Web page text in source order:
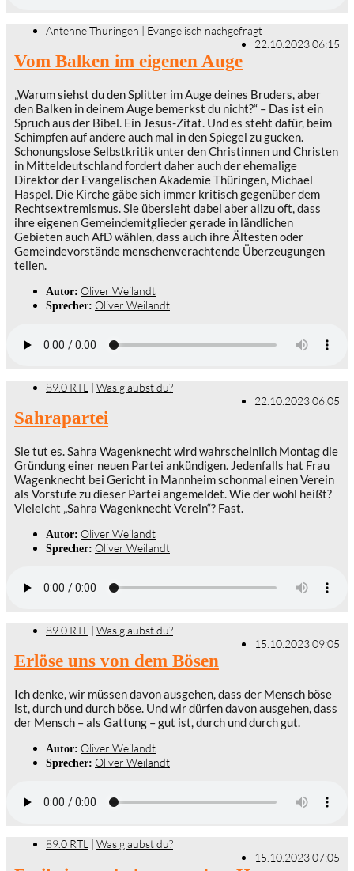
Antenne Thüringen | Evangelisch nachgefragt
22.10.2023 06:15
Vom Balken im eigenen Auge
„Warum siehst du den Splitter im Auge deines Bruders, aber
den Balken in deinem Auge bemerkst du nicht?“ – Das ist ein
Spruch aus der Bibel. Ein Jesus-Zitat. Und es steht dafür, beim
Schimpfen auf andere auch mal in den Spiegel zu gucken.
Schonungslose Selbstkritik unter den Christinnen und Christen
in Mitteldeutschland fordert daher auch der ehemalige
Direktor der Evangelischen Akademie Thüringen, Michael
Haspel. Die Kirche gäbe sich immer kritisch gegenüber dem
Rechtsextremismus. Sie übersieht dabei aber allzu oft, dass
ihre eigenen Gemeindemitglieder gerade in ländlichen
Gebieten auch AfD wählen, dass auch ihre Ältesten oder
Gemeindevorstände menschenverachtende Überzeugungen
teilen.
Autor: Oliver Weilandt
Sprecher: Oliver Weilandt
89.0 RTL | Was glaubst du?
22.10.2023 06:05
Sahrapartei
Sie tut es. Sahra Wagenknecht wird wahrscheinlich Montag die
Gründung einer neuen Partei ankündigen. Jedenfalls hat Frau
Wagenknecht bei Gericht in Mannheim schonmal einen Verein
als Vorstufe zu dieser Partei angemeldet. Wie der wohl heißt?
Vieleicht „Sahra Wagenknecht Verein“? Fast.
Autor: Oliver Weilandt
Sprecher: Oliver Weilandt
89.0 RTL | Was glaubst du?
15.10.2023 09:05
Erlöse uns von dem Bösen
Ich denke, wir müssen davon ausgehen, dass der Mensch böse
ist, durch und durch böse. Und wir dürfen davon ausgehen, dass
der Mensch – als Gattung – gut ist, durch und durch gut.
Autor: Oliver Weilandt
Sprecher: Oliver Weilandt
89.0 RTL | Was glaubst du?
15.10.2023 07:05